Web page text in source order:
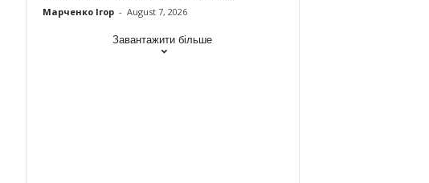
Марченко Ігор - August 7, 2026
Завантажити більше